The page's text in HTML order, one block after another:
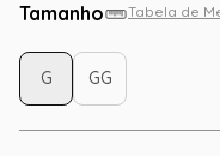
Tamanho Tabela de
G GG